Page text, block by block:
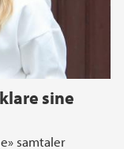
sine